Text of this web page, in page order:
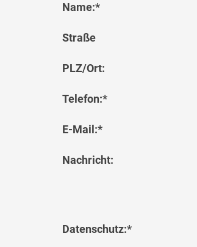
Name:*
Straße
PLZ/Ort:
Telefon:*
E-Mail:*
Nachricht:
Datenschutz:*